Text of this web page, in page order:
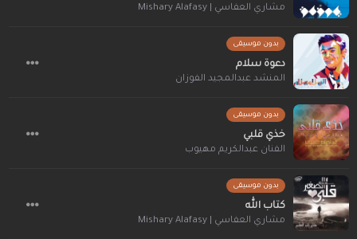
مشاري العفاسي | Mishary Alafasy
بدون موسيقى
دعوة سلام
المنشد عبدالمجيد الفوزان
بدون موسيقى
خذي قلبي
الفنان عبدالكريم مهيوب
بدون موسيقى
كتاب الله
مشاري العفاسي | Mishary Alafasy